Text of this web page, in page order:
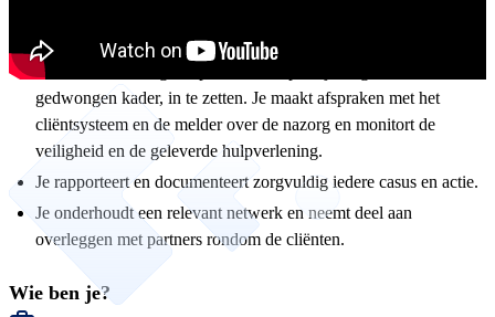
Je werkt samen met partners zoals zorgorganisaties, politie en
kinderbescherming om passende hulp, vrijwillig of in
gedwongen kader, in te zetten. Je maakt afspraken met het
cliëntsysteem en de melder over de nazorg en monitort de
veiligheid en de geleverde hulpverlening.
Je rapporteert en documenteert zorgvuldig iedere casus en actie.
Je onderhoudt een relevant netwerk en neemt deel aan
overleggen met partners rondom de cliënten.
Wie ben je?